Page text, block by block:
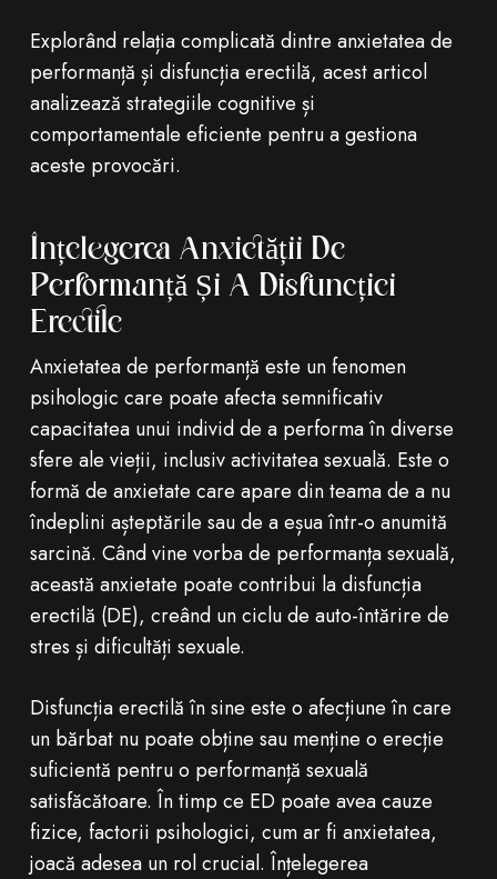
Explorând relația complicată dintre anxietatea de
performanță și disfuncția erectilă, acest articol
analizează strategiile cognitive și
comportamentale eficiente pentru a gestiona
aceste provocări.
Înțelegerea Anxietății De
Performanță Și A Disfuncției
Erectile
Anxietatea de performanță este un fenomen
psihologic care poate afecta semnificativ
capacitatea unui individ de a performa în diverse
sfere ale vieții, inclusiv activitatea sexuală. Este o
formă de anxietate care apare din teama de a nu
îndeplini așteptările sau de a eșua într-o anumită
sarcină. Când vine vorba de performanța sexuală,
această anxietate poate contribui la disfuncția
erectilă (DE), creând un ciclu de auto-întărire de
stres și dificultăți sexuale.
Disfuncția erectilă în sine este o afecțiune în care
un bărbat nu poate obține sau menține o erecție
suficientă pentru o performanță sexuală
satisfăcătoare. În timp ce ED poate avea cauze
fizice, factorii psihologici, cum ar fi anxietatea,
joacă adesea un rol crucial. Înțelegerea